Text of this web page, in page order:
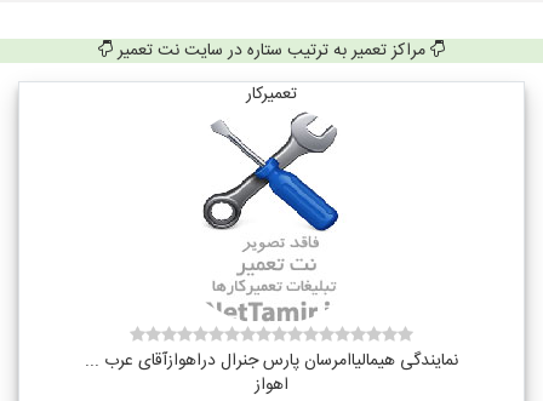
مراکز تعمیر به ترتیب ستاره در سایت نت تعمیر
تعمیرکار
نمایندگی هیمالیاامرسان پارس جنرال دراهوازآقای عرب ...
اهواز